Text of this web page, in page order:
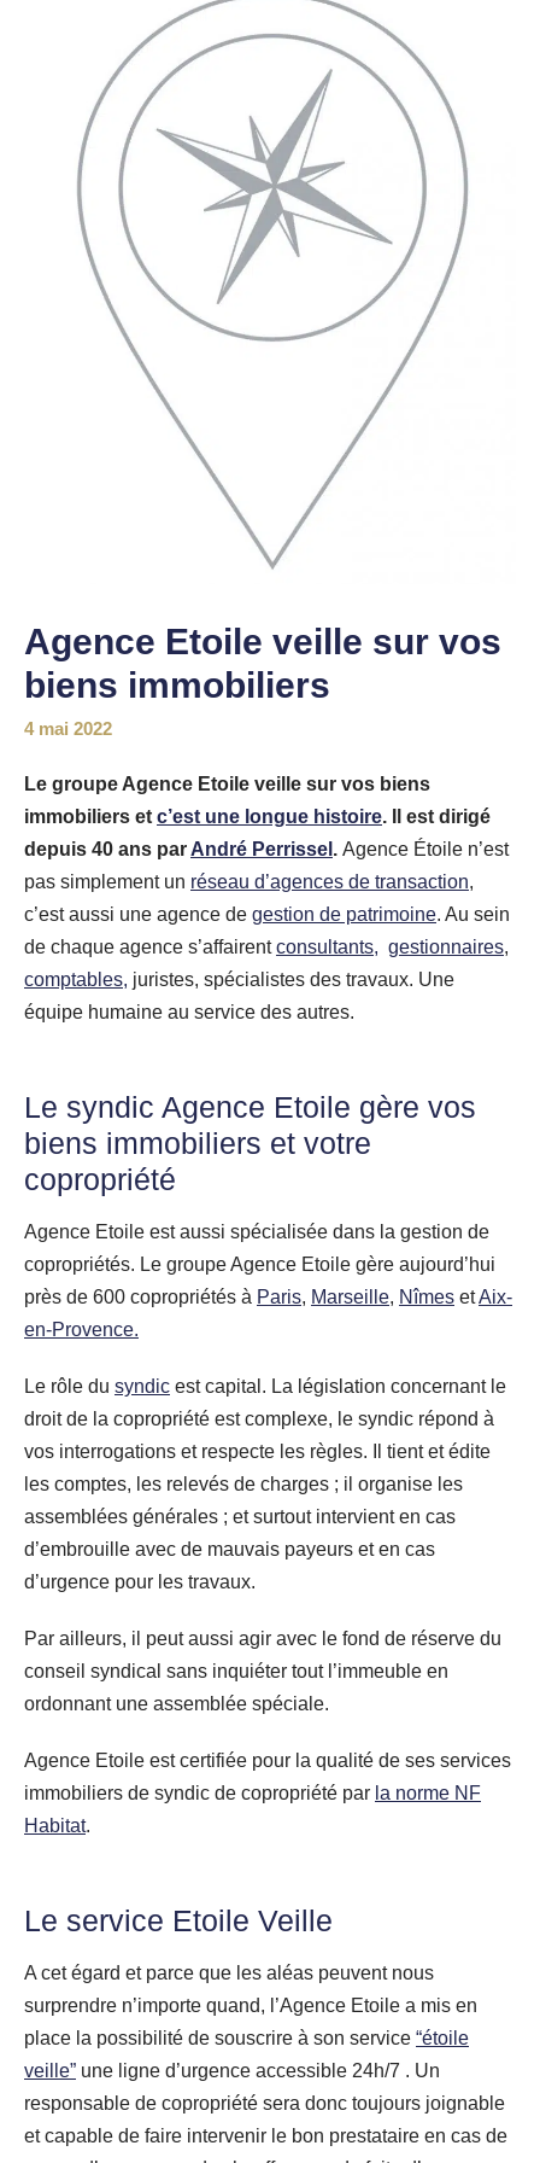
Agence Etoile veille sur vos
biens immobiliers
4 mai 2022
Le groupe Agence Etoile veille sur vos biens
immobiliers et c’est une longue histoire. Il est dirigé
depuis 40 ans par André Perrissel . Agence Étoile n’est
pas simplement un réseau d’agences de transaction,
c’est aussi une agence de gestion de patrimoine. Au sein
de chaque agence s’affairentconsultants, gestionnaires,
comptables, juristes, spécialistes des travaux. Une
équipe humaine au service des autres.
Le syndic Agence Etoile gère vos
biens immobiliers et votre
copropriété
Agence Etoile est aussi spécialisée dans la gestion de
copropriétés. Le groupe Agence Etoile gère aujourd’hui
près de 600 copropriétés à Paris, Marseille, Nîmes etAix-
en-Provence.
Le rôle du syndic est capital. La législation concernant le
droit de la copropriété est complexe, le syndic répond à
vos interrogations et respecte les règles. Il tient et édite
les comptes, les relevés de charges ; il organise les
assemblées générales ; et surtout intervient en cas
d’embrouille avec de mauvais payeurs et en cas
d’urgence pour les travaux.
Par ailleurs, il peut aussi agir avec le fond de réserve du
conseil syndical sans inquiéter tout l’immeuble en
ordonnant une assemblée spéciale.
Agence Etoile est certifiée pour la qualité de ses services
immobiliers de syndic de copropriété par la norme NF
Habitat.
Le service Etoile Veille
A cet égard et parce que les aléas peuvent nous
surprendre n’importe quand, l’Agence Etoile a mis en
place la possibilité de souscrire à son service “étoile
veille” une ligne d’urgence accessible 24h/7 . Un
responsable de copropriété sera donc toujours joignable
et capable de faire intervenir le bon prestataire en cas de